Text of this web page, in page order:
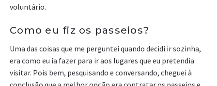
voluntário.
Como eu fiz os passeios?
Uma das coisas que me perguntei quando decidi ir sozinha,
era como eu ia fazer para ir aos lugares que eu pretendia
visitar. Pois bem, pesquisando e conversando, cheguei à